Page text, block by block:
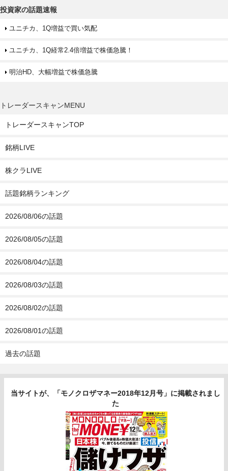
投資家の話題速報
ユニチカ、1Q増益で買い気配
ユニチカ、1Q経常2.4倍増益で株価急騰！
明治HD、大幅増益で株価急騰
トレーダースキャンMENU
トレーダースキャンTOP
銘柄LIVE
株クラLIVE
話題銘柄ランキング
2026/08/06の話題
2026/08/05の話題
2026/08/04の話題
2026/08/03の話題
2026/08/02の話題
2026/08/01の話題
過去の話題
当サイトが、「モノクロザマネー2018年12月号」に掲載されまし
た